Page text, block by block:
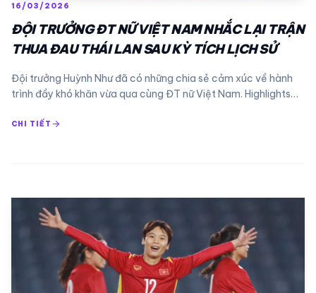
16/03/2026
ĐỘI TRƯỞNG ĐT NỮ VIỆT NAM NHẮC LẠI TRẬN
THUA ĐAU THÁI LAN SAU KỲ TÍCH LỊCH SỬ
Đội trưởng Huỳnh Như đã có những chia sẻ cảm xúc về hành
trình đầy khó khăn vừa qua cùng ĐT nữ Việt Nam. Highlights…
CHI TIẾT arrow_forward